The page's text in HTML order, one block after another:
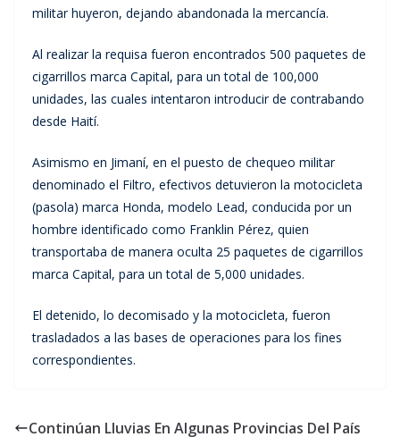
militar huyeron, dejando abandonada la mercancía.
Al realizar la requisa fueron encontrados 500 paquetes de
cigarrillos marca Capital, para un total de 100,000
unidades, las cuales intentaron introducir de contrabando
desde Haití.
Asimismo en Jimaní, en el puesto de chequeo militar
denominado el Filtro, efectivos detuvieron la motocicleta
(pasola) marca Honda, modelo Lead, conducida por un
hombre identificado como Franklin Pérez, quien
transportaba de manera oculta 25 paquetes de cigarrillos
marca Capital, para un total de 5,000 unidades.
El detenido, lo decomisado y la motocicleta, fueron
trasladados a las bases de operaciones para los fines
correspondientes.
Continúan Lluvias En Algunas Provincias Del País